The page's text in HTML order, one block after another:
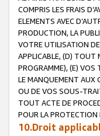
COMPRIS LES FRAIS
ELEMENTS AVEC
PRODUCTION, LA
VOTRE UTILISATION
APPLICABLE, (D) TOUT
PROGRAMME), (E) VOS
LE MANQUEMENT AUX
OU DE VOS SOUS-
TOUT ACTE DE
POUR LA PROTECTION
10.Droit